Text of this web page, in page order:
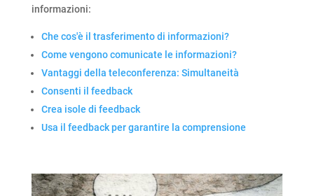
informazioni:
Che cos'è il trasferimento di informazioni?
Come vengono comunicate le informazioni?
Vantaggi della teleconferenza: Simultaneità
Consenti il feedback
Crea isole di feedback
Usa il feedback per garantire la comprensione